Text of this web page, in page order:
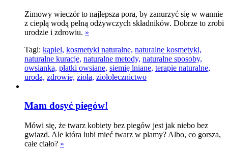
Zimowy wieczór to najlepsza pora, by zanurzyć się w wannie
z ciepłą wodą pełną odżywczych składników. Dobrze to zrobi
urodzie i zdrowiu. »
Tagi: kąpiel, kosmetyki naturalne, naturalne kosmetyki,
naturalne kuracje, naturalne metody, naturalne sposoby,
owsianka, płatki owsiane, siemię lniane, terapie naturalne,
uroda, zdrowie, zioła, ziołolecznictwo
Mam dosyć piegów!
Mówi się, że twarz kobiety bez piegów jest jak niebo bez
gwiazd. Ale która lubi mieć twarz w plamy? Albo, co gorsza,
całe ciało? »